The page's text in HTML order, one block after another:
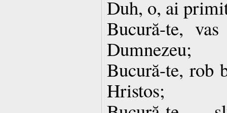
Duh, o, ai
Bucură-te,
Dumnezeu;
Bucură-te, rob
Hristos;